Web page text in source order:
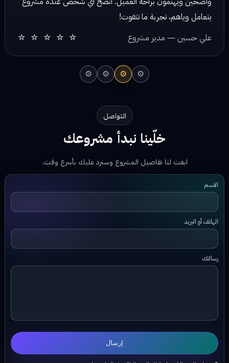
نور محمد — مصممة ديكور
☆ ☆ ☆ ☆ ☆
⚙
التواصل
خلّينا نبدأ مشروعك
ابعت لنا تفاصيل المشروع وسنرد عليك بأسرع وقت.
الهاتف أو البريد
رسالتك
* يتم إرسال رسالتك مباشرة إلى البريد الإلكتروني الخاص بنا.